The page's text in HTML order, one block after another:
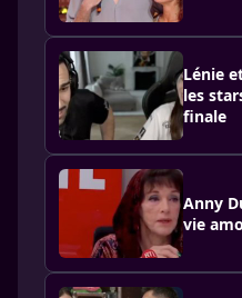
Lénie
les
finale
Anny
vie